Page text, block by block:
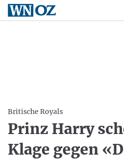
Britische Royals
Prinz Harry
Klage gegen